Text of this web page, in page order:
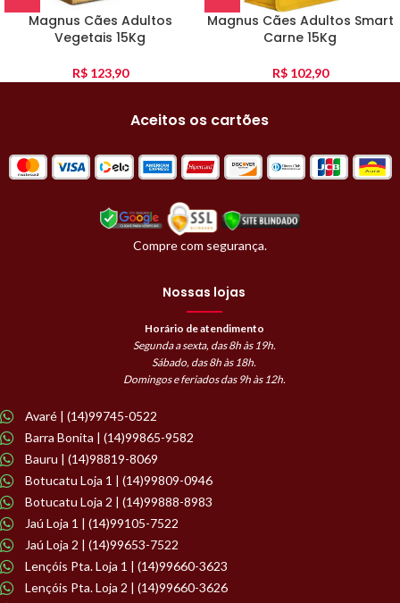
Magnus Cães Adultos
Vegetais 15Kg
R$123,90
Magnus Cães Adultos Smart
Carne 15Kg
R$102,90
Aceitos os cartões
Compre com segurança.
Nossas lojas
Horário de atendimento
Segunda a sexta, das 8h às 19h.
Sábado, das 8h às 18h.
Domingos e feriados das 9h às 12h.
Avaré | (14)99745-0522
Barra Bonita | (14)99865-9582
Bauru | (14)98819-8069
Botucatu Loja 1 | (14)99809-0946
Botucatu Loja 2 | (14)99888-8983
Jaú Loja 1 | (14)99105-7522
Jaú Loja 2 | (14)99653-7522
Lençóis Pta. Loja 1 | (14)99660-3623
Lençóis Pta. Loja 2 | (14)99660-3626